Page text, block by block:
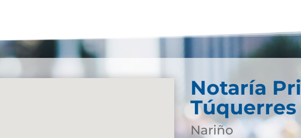
Notaría
Túquerres
Nariño